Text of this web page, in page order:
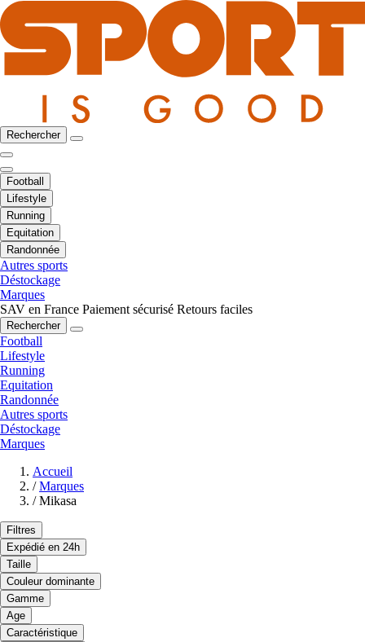
Rechercher
Football
Lifestyle
Running
Equitation
Randonnée
Autres sports
Déstockage
Marques
SAV en France Paiement sécurisé Retours faciles
Rechercher
Football
Lifestyle
Running
Equitation
Randonnée
Autres sports
Déstockage
Marques
Accueil
/ Marques
/ Mikasa
Filtres
Expédié en 24h
Taille
Couleur dominante
Gamme
Age
Caractéristique